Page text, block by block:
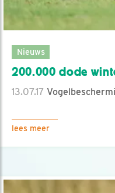
Nieuws
200.000 dode
13.07.17
lees meer